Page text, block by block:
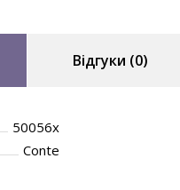
Відгуки (0)
50056x
Conte